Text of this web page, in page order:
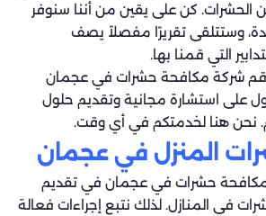
الحشرات. كن على يقين من أننا سنوفر
وستتلقى تقريرًا مفصلاً يصف
التي قمنا بها.
رقم شركة مكافحة حشرات في عجمان
للحصول على استشارة مجانية وتقديم حلول
هنا لخدمتكم في أي وقت.
المنزل في عجمان
حشرات في عجمان في تقديم
في المنازل. لذلك نتبع إجراءات فعالة